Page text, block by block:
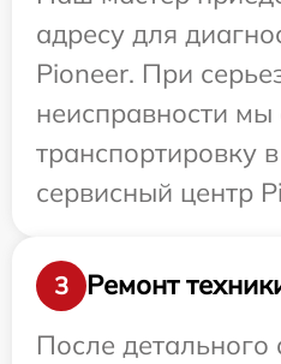
адресу для
Pioneer. При
неисправности мы
транспортировку
сервисный центр
3
Ремонт
После